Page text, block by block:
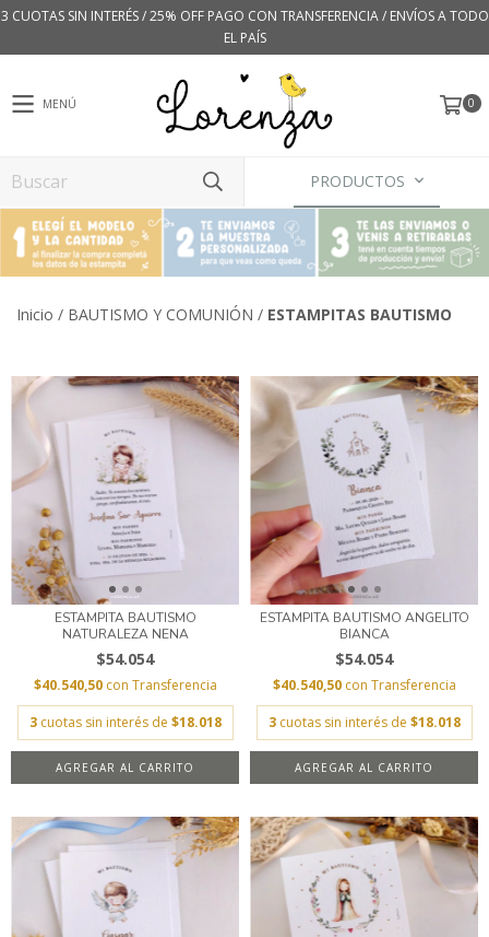
3 CUOTAS SIN INTERÉS / 25% OFF PAGO CON TRANSFERENCIA / ENVÍOS A TODO
EL PAÍS
MENÚ 0
PRODUCTOS
Inicio / BAUTISMO Y COMUNIÓN / ESTAMPITAS BAUTISMO
ESTAMPITA BAUTISMO
NATURALEZA NENA
$54.054
$40.540,50 con Transferencia
3 cuotas sin interés de $18.018
AGREGAR AL CARRITO
ESTAMPITA BAUTISMO ANGELITO
BIANCA
$54.054
$40.540,50 con Transferencia
3 cuotas sin interés de $18.018
AGREGAR AL CARRITO